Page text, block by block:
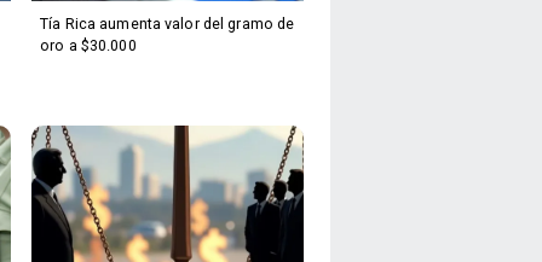
Tía Rica aumenta valor del gramo de
oro a $30.000